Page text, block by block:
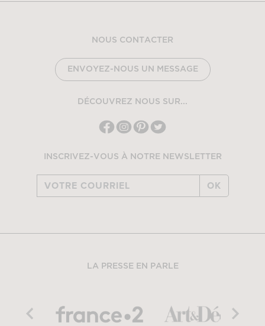
NOUS CONTACTER
ENVOYEZ-NOUS UN MESSAGE
DÉCOUVREZ NOUS SUR...
INSCRIVEZ-VOUS À NOTRE NEWSLETTER
OK
LA PRESSE EN PARLE